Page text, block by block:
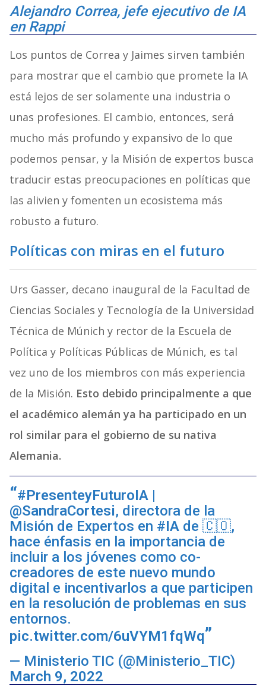
Alejandro Correa, jefe ejecutivo de IA
en Rappi
Los puntos de Correa y Jaimes sirven también
para mostrar que el cambio que promete la IA
está lejos de ser solamente una industria o
unas profesiones. El cambio, entonces, será
mucho más profundo y expansivo de lo que
podemos pensar, y la Misión de expertos busca
traducir estas preocupaciones en políticas que
las alivien y fomenten un ecosistema más
robusto a futuro.
Políticas con miras en el futuro
Urs Gasser, decano inaugural de la Facultad de
Ciencias Sociales y Tecnología de la Universidad
Técnica de Múnich y rector de la Escuela de
Política y Políticas Públicas de Múnich, es tal
vez uno de los miembros con más experiencia
de la Misión. Esto debido principalmente a que
el académico alemán ya ha participado en un
rol similar para el gobierno de su nativa
Alemania.
#PresenteyFuturoIA|
@SandraCortesi, directora de la
Misión de Expertos en #IAde 🇨🇴,
hace énfasis en la importancia de
incluir a los jóvenes como co-
creadores de este nuevo mundo
digital e incentivarlos a que participen
en la resolución de problemas en sus
entornos.
pic.twitter.com/6uVYM1fqWq
— Ministerio TIC (@Ministerio_TIC)
March 9, 2022